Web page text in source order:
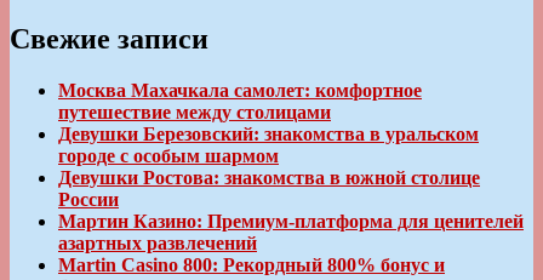
Свежие записи
Москва Махачкала самолет: комфортное
путешествие между столицами
Девушки Березовский: знакомства в уральском
городе с особым шармом
Девушки Ростова: знакомства в южной столице
России
Мартин Казино: Премиум-платформа для ценителей
азартных развлечений
Martin Casino 800: Рекордный 800% бонус и